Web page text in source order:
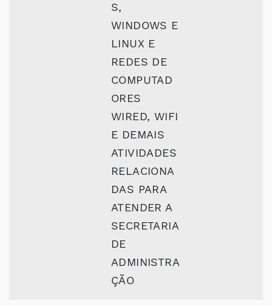
S,
WINDOWS E
LINUX E
REDES DE
COMPUTAD
ORES
WIRED, WIFI
E DEMAIS
ATIVIDADES
RELACIONA
DAS PARA
ATENDER A
SECRETARIA
DE
ADMINISTRA
ÇÃO